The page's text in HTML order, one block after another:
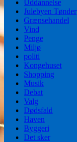
Uddannelse
Julebyen Tønder
Grænsehandel
Vind
Penge
Miljø
politi
Kongehuset
Shopping
Musik
Debat
Valg
Dødsfald
Haven
Byggeri
Det sker